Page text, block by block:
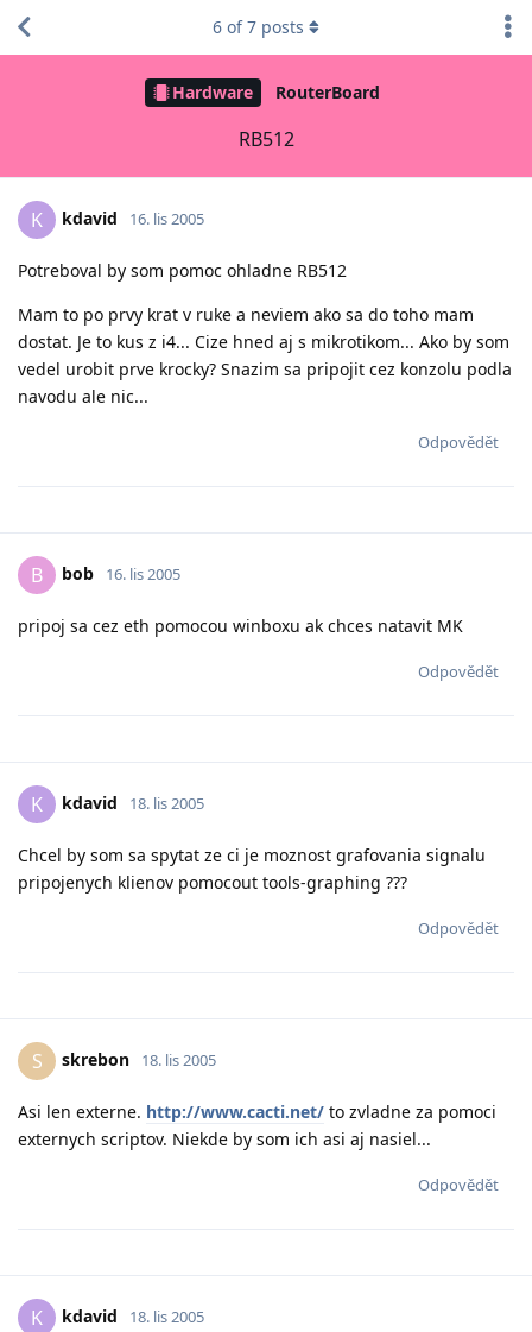
Hardware RouterBoard
RB512
6 of7 posts
K kdavid 16. lis 2005
Potreboval by som pomoc ohladne RB512
Mam to po prvy krat v ruke a neviem ako sa do toho mam
dostat. Je to kus z i4... Cize hned aj s mikrotikom... Ako by som
vedel urobit prve krocky? Snazim sa pripojit cez konzolu podla
navodu ale nic...
Odpovědět
B bob 16. lis 2005
pripoj sa cez eth pomocou winboxu ak chces natavit MK
Odpovědět
K kdavid 18. lis 2005
Chcel by som sa spytat ze ci je moznost grafovania signalu
pripojenych klienov pomocout tools-graphing ???
Odpovědět
S skrebon 18. lis 2005
Asi len externe. http://www.cacti.net/ to zvladne za pomoci
externych scriptov. Niekde by som ich asi aj nasiel...
Odpovědět
K kdavid 18. lis 2005